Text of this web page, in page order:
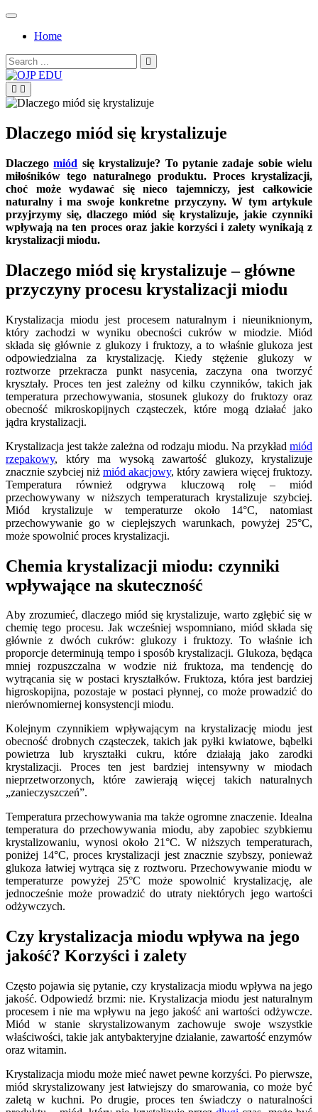
Skip
contentHome
Search
for:
OJP EDU
Dlaczego miód się krystalizuje
Dlaczegomiód się krystalizuje? To pytanie zadaje sobie wielu
miłośników tego naturalnego produktu. Proces krystalizacji,
choć może wydawać się nieco tajemniczy, jest całkowicie
naturalny i ma swoje konkretne przyczyny. W tym artykule
przyjrzymy się, dlaczego miód się krystalizuje, jakie czynniki
wpływają na ten proces oraz jakie korzyści i zalety wynikają z
krystalizacji miodu.
Dlaczego miód się krystalizuje – główne
przyczyny procesu krystalizacji miodu
Krystalizacja miodu jest procesem naturalnym i nieuniknionym,
który zachodzi w wyniku obecności cukrów w miodzie. Miód
składa się głównie z glukozy i fruktozy, a to właśnie glukoza jest
odpowiedzialna za krystalizację. Kiedy stężenie glukozy w
roztworze przekracza punkt nasycenia, zaczyna ona tworzyć
kryształy. Proces ten jest zależny od kilku czynników, takich jak
temperatura przechowywania, stosunek glukozy do fruktozy oraz
obecność mikroskopijnych cząsteczek, które mogą działać jako
jądra krystalizacji.
Krystalizacja jest także zależna od rodzaju miodu. Na przykład miód
rzepakowy, który ma wysoką zawartość glukozy, krystalizuje
znacznie szybciej niż miód akacjowy, który zawiera więcej fruktozy.
Temperatura również odgrywa kluczową rolę – miód
przechowywany w niższych temperaturach krystalizuje szybciej.
Miód krystalizuje w temperaturze około 14°C, natomiast
przechowywanie go w cieplejszych warunkach, powyżej 25°C,
może spowolnić proces krystalizacji.
Chemia krystalizacji miodu: czynniki
wpływające na skuteczność
Aby zrozumieć, dlaczego miód się krystalizuje, warto zgłębić się w
chemię tego procesu. Jak wcześniej wspomniano, miód składa się
głównie z dwóch cukrów: glukozy i fruktozy. To właśnie ich
proporcje determinują tempo i sposób krystalizacji. Glukoza, będąca
mniej rozpuszczalna w wodzie niż fruktoza, ma tendencję do
wytrącania się w postaci kryształków. Fruktoza, która jest bardziej
higroskopijna, pozostaje w postaci płynnej, co może prowadzić do
nierównomiernej konsystencji miodu.
Kolejnym czynnikiem wpływającym na krystalizację miodu jest
obecność drobnych cząsteczek, takich jak pyłki kwiatowe, bąbelki
powietrza lub kryształki cukru, które działają jako zarodki
krystalizacji. Proces ten jest bardziej intensywny w miodach
nieprzetworzonych, które zawierają więcej takich naturalnych
„zanieczyszczeń”.
Temperatura przechowywania ma także ogromne znaczenie. Idealna
temperatura do przechowywania miodu, aby zapobiec szybkiemu
krystalizowaniu, wynosi około 21°C. W niższych temperaturach,
poniżej 14°C, proces krystalizacji jest znacznie szybszy, ponieważ
glukoza łatwiej wytrąca się z roztworu. Przechowywanie miodu w
temperaturze powyżej 25°C może spowolnić krystalizację, ale
jednocześnie może prowadzić do utraty niektórych jego wartości
odżywczych.
Czy krystalizacja miodu wpływa na jego
jakość? Korzyści i zalety
Często pojawia się pytanie, czy krystalizacja miodu wpływa na jego
jakość. Odpowiedź brzmi: nie. Krystalizacja miodu jest naturalnym
procesem i nie ma wpływu na jego jakość ani wartości odżywcze.
Miód w stanie skrystalizowanym zachowuje swoje wszystkie
właściwości, takie jak antybakteryjne działanie, zawartość enzymów
oraz witamin.
Krystalizacja miodu może mieć nawet pewne korzyści. Po pierwsze,
miód skrystalizowany jest łatwiejszy do smarowania, co może być
zaletą w kuchni. Po drugie, proces ten świadczy o naturalności